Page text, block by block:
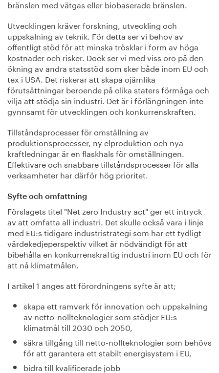
bränslen med vätgas eller biobaserade bränslen.
Utvecklingen kräver forskning, utveckling och
uppskalning av teknik. För detta ser vi behov av
offentligt stöd för att minska trösklar i form av höga
kostnader och risker. Dock ser vi med viss oro på den
ökning av andra statsstöd som sker både inom EU och
tex i USA. Det riskerar att skapa ojämlika
förutsättningar beroende på olika staters förmåga och
vilja att stödja sin industri. Det är i förlängningen inte
gynnsamt för utvecklingen och konkurrenskraften.
Tillståndsprocesser för omställning av
produktionsprocesser, ny elproduktion och nya
kraftledningar är en flaskhals för omställningen.
Effektivare och snabbare tillståndsprocesser för alla
verksamheter har därför hög prioritet.
Syfte och omfattning
Förslagets titel "Net zero Industry act" ger ett intryck
av att omfatta all industri. Det skulle också vara i linje
med EU:s tidigare industristrategi som har ett tydligt
värdekedjeperspektiv vilket är nödvändigt för att
bibehålla en konkurrenskraftig industri inom EU och för
att nå klimatmålen.
I artikel 1 anges att förordningens syfte är att;
skapa ett ramverk för innovation och uppskalning
av netto-nollteknologier som stödjer EU:s
klimatmål till 2030 och 2050,
säkra tillgång till netto-nollteknologier som behövs
för att garantera ett stabilt energisystem i EU,
bidra till kvalificerade jobb